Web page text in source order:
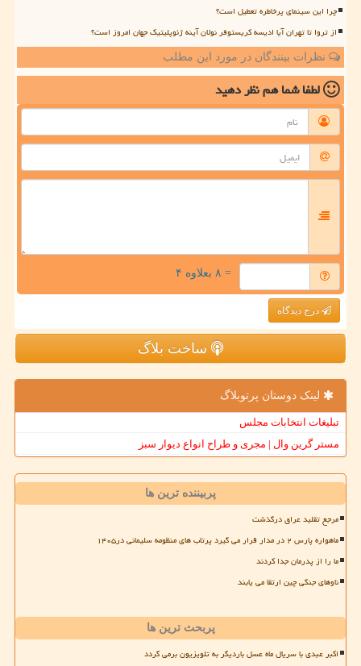
چرا این سینمای پرخاطره تعطیل است؟
از تروا تا تهران آیا ادیسه کریستوفر نولان آینه ژئوپلیتیک جهان امروز است؟
نظرات بینندگان در مورد این مطلب
لطفا شما همنظر دهید
= ۸ بعلاوه ۴
درج دیدگاه
ساخت بلاگ
لینک دوستان پرتوبلاگ
تبلیغات انتخابات مجلس
مستر گرین وال | مجری و طراح انواع دیوار سبز
پربیننده ترین ها
مرجع تقلید عراق درگذشت
ماهواره پارس ۲ در مدار قرار می گیرد پرتاب های منظومه سلیمانی در۱۴۰۵
ما را از پدرمان جدا کردند
ناوهای جنگی چین ارتقا می یابند
پربحث ترین ها
اکبر عبدی با سریال ماه عسل باردیگر به تلویزیون برمی گردد